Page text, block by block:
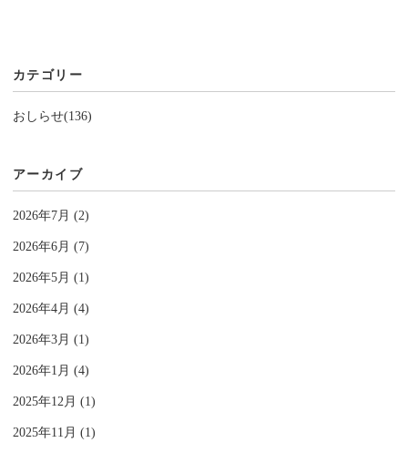
カテゴリー
おしらせ(136)
アーカイブ
2026年7月 (2)
2026年6月 (7)
2026年5月 (1)
2026年4月 (4)
2026年3月 (1)
2026年1月 (4)
2025年12月 (1)
2025年11月 (1)